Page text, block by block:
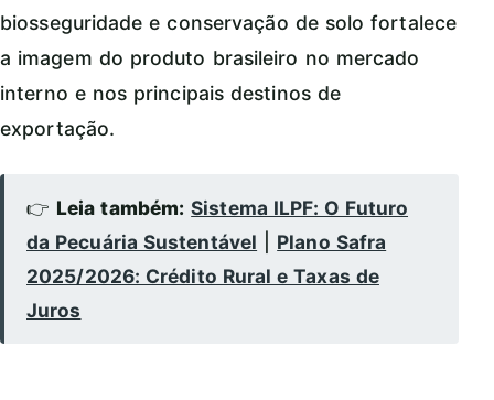
biosseguridade e conservação de solo fortalece
a imagem do produto brasileiro no mercado
interno e nos principais destinos de
exportação.
👉 Leia também: Sistema ILPF: O Futuro
da Pecuária Sustentável
Plano Safra
2025/2026: Crédito Rural e Taxas de
Juros